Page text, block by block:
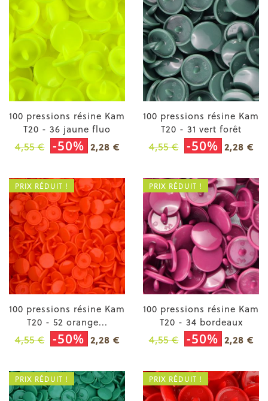
100 pressions résine Kam
T20 - 36 jaune fluo
4,55 € -50% 2,28 €
100 pressions résine Kam
T20 - 31 vert forêt
4,55 € -50% 2,28 €
100 pressions résine Kam
T20 - 52 orange...
4,55 € -50% 2,28 €
PRIX RÉDUIT !
100 pressions résine Kam
T20 - 34 bordeaux
4,55 € -50% 2,28 €
PRIX RÉDUIT !
PRIX RÉDUIT ! PRIX RÉDUIT !